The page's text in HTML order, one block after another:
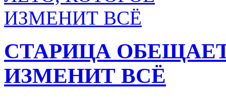
СТАРИЦА
ИЗМЕНИТ ВСЁ